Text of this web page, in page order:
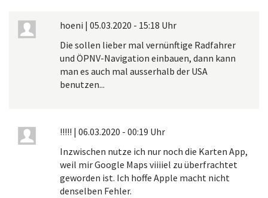
hoeni | 05.03.2020 - 15:18 Uhr
Die sollen lieber mal vernünftige Radfahrer
und ÖPNV-Navigation einbauen, dann kann
man es auch mal ausserhalb der USA
benutzen...
!!!!! | 06.03.2020 - 00:19 Uhr
Inzwischen nutze ich nur noch die Karten App,
weil mir Google Maps viiiiel zu überfrachtet
geworden ist. Ich hoffe Apple macht nicht
denselben Fehler.